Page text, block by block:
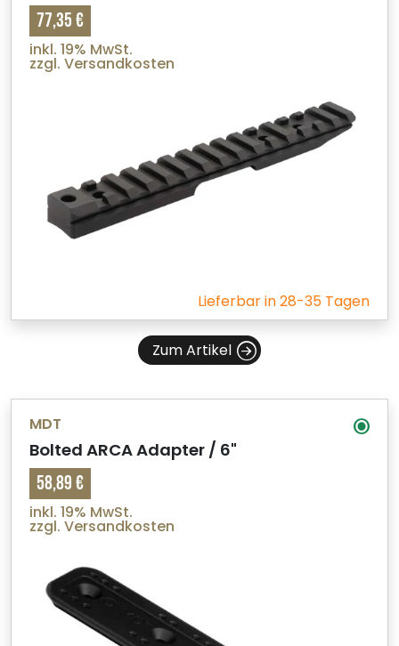
77,35 €
inkl. 19% MwSt.
zzgl. Versandkosten
Lieferbar in 28-35 Tagen
Zum Artikel
MDT
Bolted ARCA Adapter / 6"
58,89 €
inkl. 19% MwSt.
zzgl. Versandkosten